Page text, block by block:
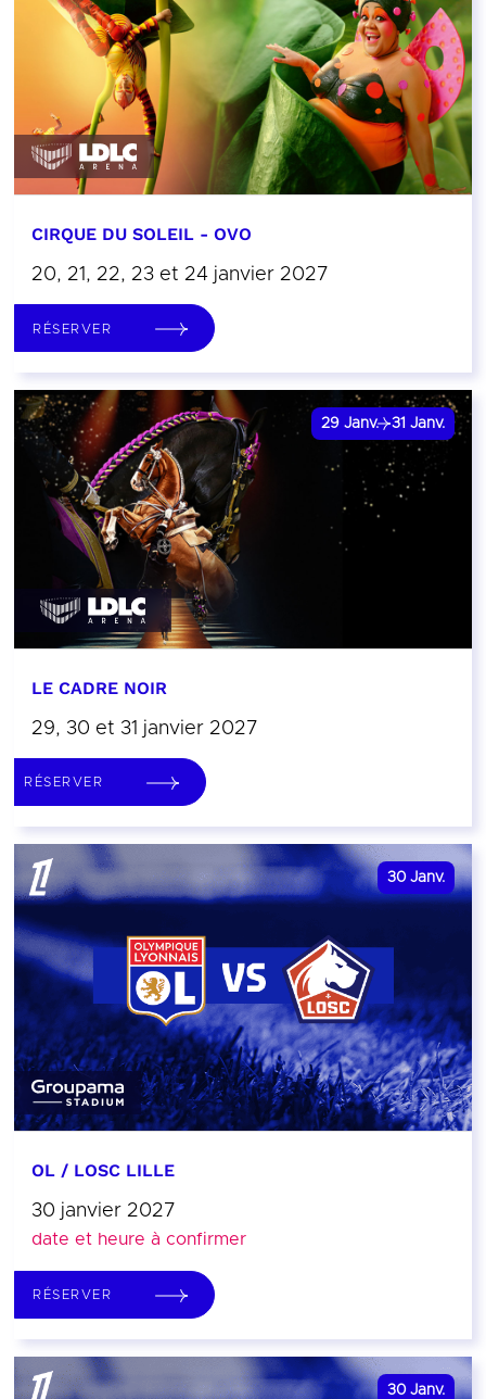
CIRQUE DU SOLEIL - OVO
20, 21, 22, 23 et 24 janvier 2027
RÉSERVER
29 Janv. 31 Janv.
LE CADRE NOIR
29, 30 et 31 janvier 2027
RÉSERVER
30 Janv.
OL / LOSC LILLE
30 janvier 2027
date et heure à confirmer
RÉSERVER
30 Janv.